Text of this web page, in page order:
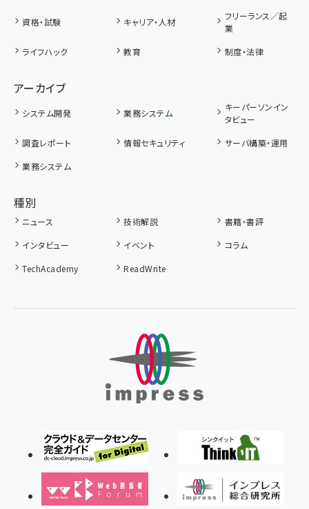
資格・試験 キャリア・人材
フリーランス／起
業
ライフハック
教育 制度・法律
アーカイブ
システム開発 業務システム
キーパーソンイン
タビュー
調査レポート
情報セキュリティ
サーバ構築・運用
業務システム
種別
ニュース 技術解説
書籍・書評
インタビュー
イベント
コラム
TechAcademy
ReadWrite